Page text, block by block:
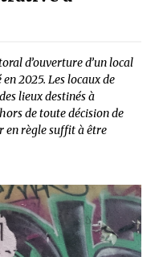
d’ouverture d’un local
2025. Les locaux de
lieux destinés à
de toute décision de
en règle suffit à être